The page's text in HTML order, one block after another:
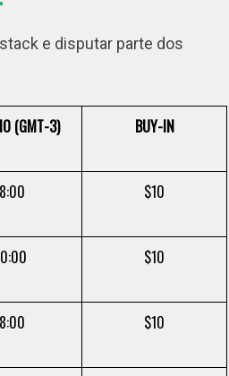
e disputar parte dos
(GMT-3) BUY-IN
$10
$10
$10